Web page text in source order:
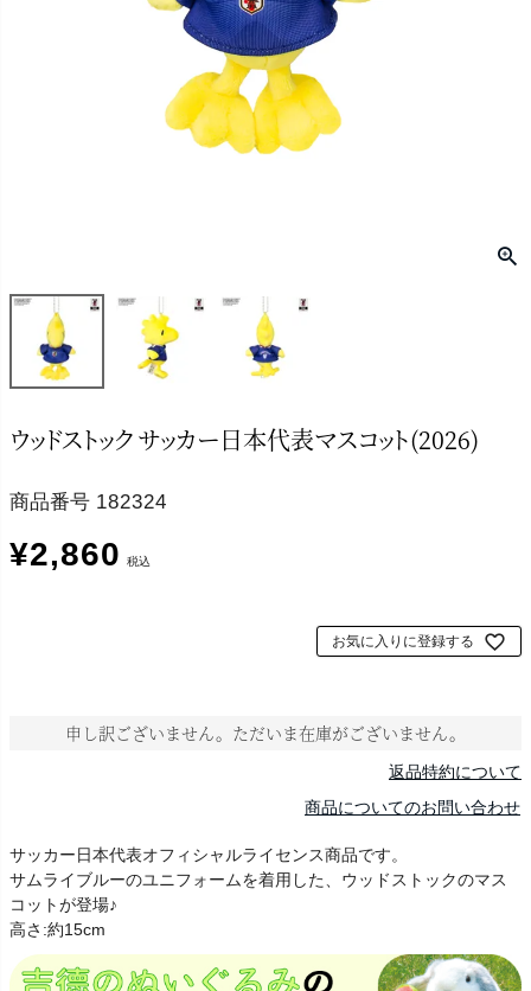
ウッドストック サッカー日本代表マスコット(2026)
商品番号 182324
¥2,860 税込
お気に入りに登録する
申し訳ございません。ただいま在庫がございません。
返品特約について
商品についてのお問い合わせ
サッカー日本代表オフィシャルライセンス商品です。
サムライブルーのユニフォームを着用した、ウッドストックのマス
コットが登場♪
高さ:約15cm